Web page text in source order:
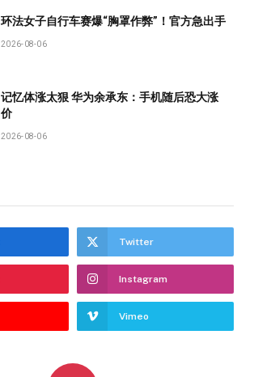
环法女子自行车赛爆“胸罩作弊”！官方急出手
2026-08-06
记忆体涨太狠 华为余承东：手机随后恐大涨
价
2026-08-06
Twitter
Instagram
Vimeo